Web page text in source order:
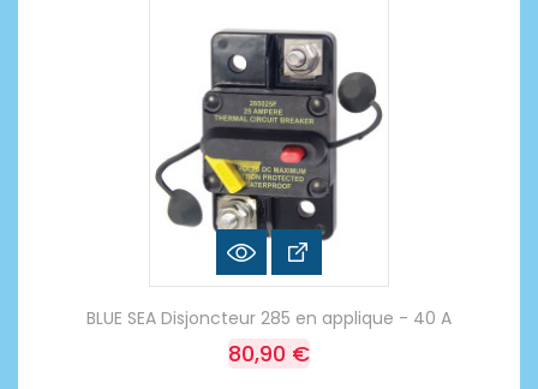
BLUE SEA Disjoncteur 285 en applique - 40 A
80,90 €